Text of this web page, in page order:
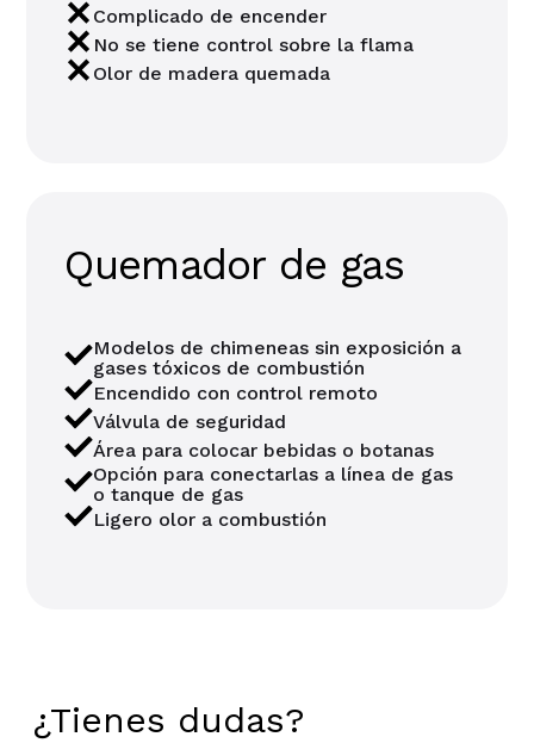
Complicado de encender
No se tiene control sobre la flama
Olor de madera quemada
Quemador de gas
Modelos de chimeneas sin exposición a
gases tóxicos de combustión
Encendido con control remoto
Válvula de seguridad
Área para colocar bebidas o botanas
Opción para conectarlas a línea de gas
o tanque de gas
Ligero olor a combustión
¿Tienes dudas?